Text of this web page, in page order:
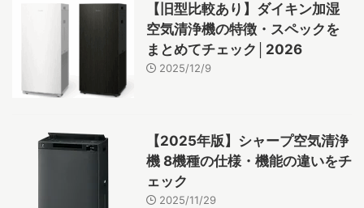
【旧型比較あり】ダイキン加湿
空気清浄機の特徴・スペックを
まとめてチェック│2026
2025/12/9
【2025年版】シャープ空気清浄
機 8機種の仕様・機能の違いをチ
ェック
2025/11/29